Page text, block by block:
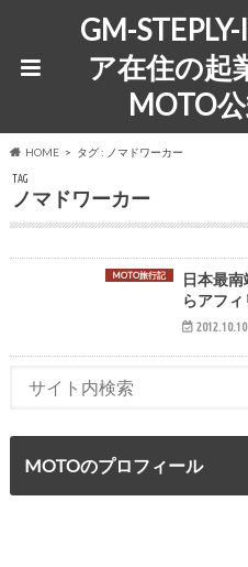
GM-
ア在住の起
MOTO
HOME タグ : ノマドワーカー
TAG
ノマドワーカー
MOTO旅行記
日本最
らアフィ
2012.10.10
MOTOのプロフィール